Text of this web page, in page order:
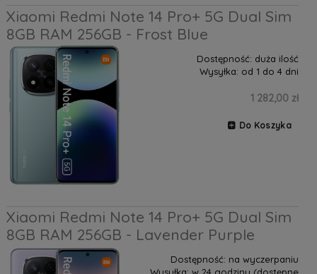
Xiaomi Redmi Note 14 Pro+ 5G Dual Sim
8GB RAM 256GB - Frost Blue
Dostępność: duża ilość
Wysyłka: od 1 do 4 dni
1 282,00 zł
Do Koszyka
Xiaomi Redmi Note 14 Pro+ 5G Dual Sim
8GB RAM 256GB - Lavender Purple
Dostępność: na wyczerpaniu